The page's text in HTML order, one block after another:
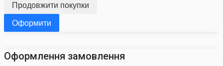
Продовжити покупки
Оформити
Оформлення замовлення